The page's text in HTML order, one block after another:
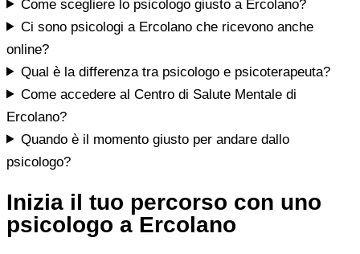
Come scegliere lo psicologo giusto a Ercolano?
Ci sono psicologi a Ercolano che ricevono anche
online?
Qual è la differenza tra psicologo e psicoterapeuta?
Come accedere al Centro di Salute Mentale di
Ercolano?
Quando è il momento giusto per andare dallo
psicologo?
Inizia il tuo percorso con uno
psicologo a Ercolano